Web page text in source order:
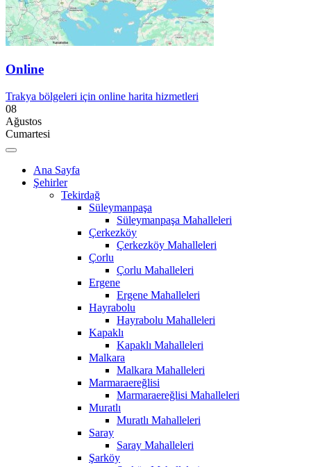
Online
Trakya bölgeleri için online harita hizmetleri
08
Ağustos
Cumartesi
Ana Sayfa
Şehirler
Tekirdağ
Süleymanpaşa
Süleymanpaşa Mahalleleri
Çerkezköy
Çerkezköy Mahalleleri
Çorlu
Çorlu Mahalleleri
Ergene
Ergene Mahalleleri
Hayrabolu
Hayrabolu Mahalleleri
Kapaklı
Kapaklı Mahalleleri
Malkara
Malkara Mahalleleri
Marmaraereğlisi
Marmaraereğlisi Mahalleleri
Muratlı
Muratlı Mahalleleri
Saray
Saray Mahalleleri
Şarköy